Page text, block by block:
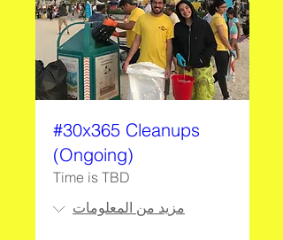
#30x365 Cleanups
(Ongoing)
Time is TBD
مزيد من المعلومات